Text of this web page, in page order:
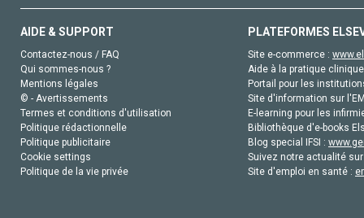
AIDE & SUPPORT
Contactez-nous / FAQ
Qui sommes-nous ?
Mentions légales
© - Avertissements
Termes et conditions d'utilisation
Politique rédactionnelle
Politique publicitaire
Cookie settings
Politique de la vie privée
PLATEFORMES
Site e-commerce :
Aide à la pratique
Portail pour les
Site d'information sur
E-learning pour les
Bibliothèque d'e-books
Blog special IFSI :
Suivez notre actualité
Site d'emploi en santé :